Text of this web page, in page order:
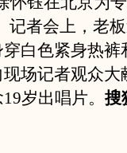
记者会上，老
白色紧身热裤
场记者观众大
岁出唱片。 搜